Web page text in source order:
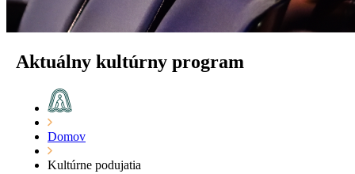
Aktuálny kultúrny program
Domov
Kultúrne podujatia